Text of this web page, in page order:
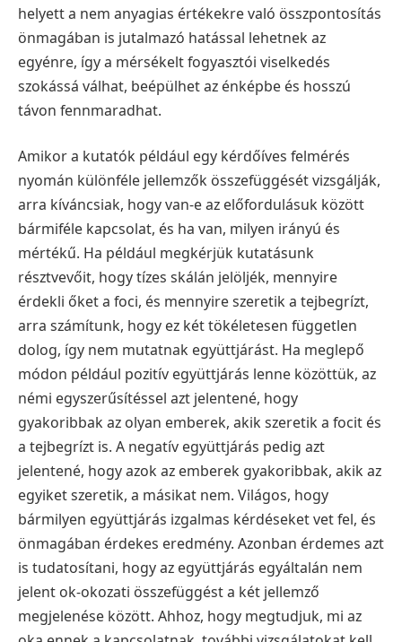
helyett a nem anyagias értékekre való összpontosítás
önmagában is jutalmazó hatással lehetnek az
egyénre, így a mérsékelt fogyasztói viselkedés
szokássá válhat, beépülhet az énképbe és hosszú
távon fennmaradhat.
Amikor a kutatók például egy kérdőíves felmérés
nyomán különféle jellemzők összefüggését vizsgálják,
arra kíváncsiak, hogy van-e az előfordulásuk között
bármiféle kapcsolat, és ha van, milyen irányú és
mértékű. Ha például megkérjük kutatásunk
résztvevőit, hogy tízes skálán jelöljék, mennyire
érdekli őket a foci, és mennyire szeretik a tejbegrízt,
arra számítunk, hogy ez két tökéletesen független
dolog, így nem mutatnak együttjárást. Ha meglepő
módon például pozitív együttjárás lenne közöttük, az
némi egyszerűsítéssel azt jelentené, hogy
gyakoribbak az olyan emberek, akik szeretik a focit és
a tejbegrízt is. A negatív együttjárás pedig azt
jelentené, hogy azok az emberek gyakoribbak, akik az
egyiket szeretik, a másikat nem. Világos, hogy
bármilyen együttjárás izgalmas kérdéseket vet fel, és
önmagában érdekes eredmény. Azonban érdemes azt
is tudatosítani, hogy az együttjárás egyáltalán nem
jelent ok-okozati összefüggést a két jellemző
megjelenése között. Ahhoz, hogy megtudjuk, mi az